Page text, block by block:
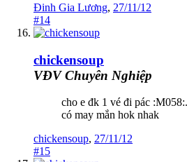
Đinh Gia Lương, 27/11/12
#14
chickensoup
VĐV Chuyên Nghiệp
cho e đk 1 vé đi pác
có may mắn hok nhak
chickensoup, 27/11/12
#15